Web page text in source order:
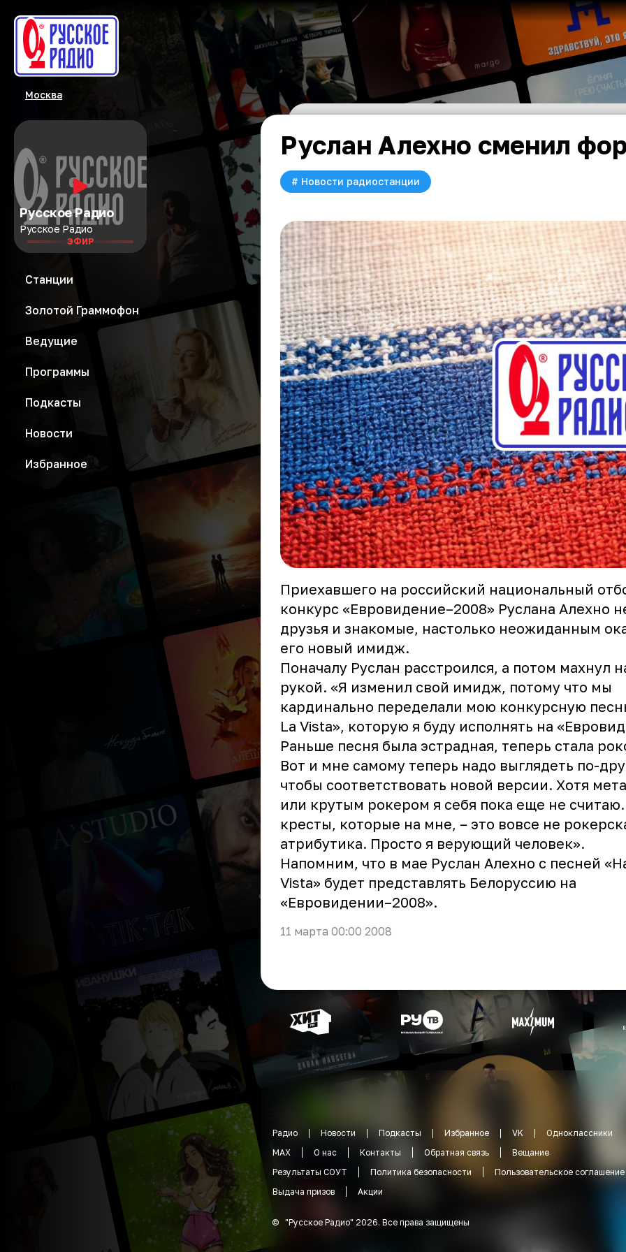
Москва
Русское Радио
Русское Радио
ЭФИР
Станции
Золотой Граммофон
Ведущие
Программы
Подкасты
Новости
Избранное
Руслан Алехно сменил
# Новости радиостанции
Приехавшего на российский национальный
конкурс «Евровидение–2008» Руслана Алехно
друзья и знакомые, настолько неожиданным
его новый имидж.
Поначалу Руслан расстроился, а потом махнул
рукой. «Я изменил свой имидж, потому что мы
кардинально переделали мою конкурсную
La Vista», которую я буду исполнять на
Раньше песня была эстрадная, теперь стала
Вот и мне самому теперь надо выглядеть по-
чтобы соответствовать новой версии. Хотя
или крутым рокером я себя пока еще не
кресты, которые на мне, – это вовсе не
атрибутика. Просто я верующий человек».
Напомним, что в мае Руслан Алехно с песней
Vista» будет представлять Белоруссию на
«Евровидении–2008».
11 марта 00:00 2008
Радио Новости Подкасты Избранное VK
Одноклассники
MAX
О нас Контакты Обратная связь
Вещание
Результаты СОУТ
Политика безопасности
Пользовательское соглашение
Выдача призов
Акции
© "Русское Радио" 2026. Все права защищены